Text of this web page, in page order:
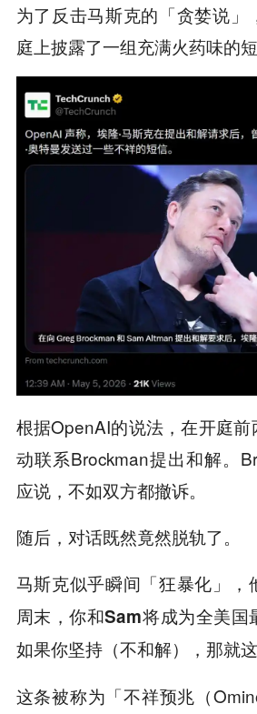
为了反击马斯克的「贪婪说」
庭上披露了一组充满火药味的短
根据OpenAI的说法，在开庭
动联系Brockman提出和解。
应说，不如双方都撤诉。
随后，对话既然竟然脱轨了。
马斯克似乎瞬间「狂暴化」，
周末，你和Sam将成为全美国
如果你坚持（不和解），那就这
这条被称为「不祥预兆（